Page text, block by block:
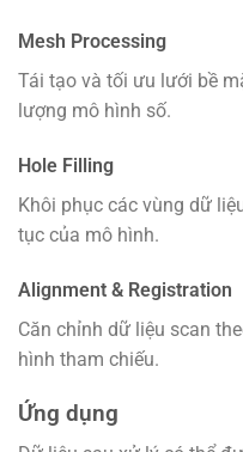
Mesh Processing
Tái tạo và tối ưu lưới bề
lượng mô hình số.
Hole Filling
Khôi phục các vùng dữ
tục của mô hình.
Alignment & Registration
Căn chỉnh dữ liệu scan
hình tham chiếu.
Ứng dụng